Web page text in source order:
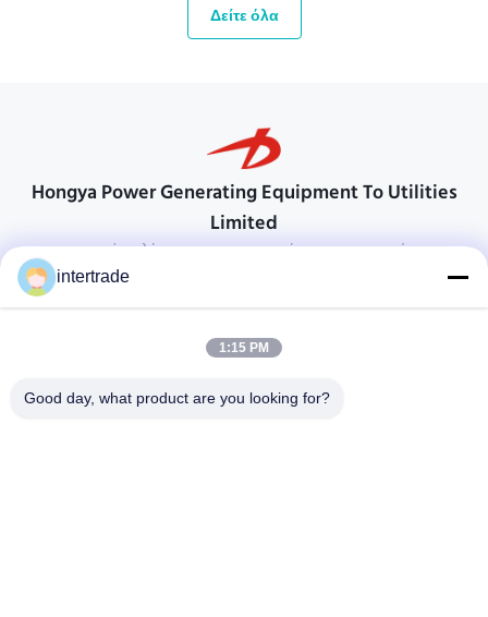
Δείτε όλα
Hongya Power Generating Equipment To Utilities
Limited
προσαρμοσμένες λύσεις για να ανταποκρίνονται στις απαιτήσεις των
Χωριό Anxi, πόλη Yuping, νομός Hongya, Κίνα
86-28-37561966-8:00
intertrade
1:15 PM
Good day, what product are you looking for?